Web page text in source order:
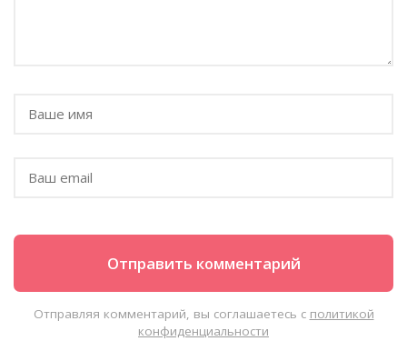
Отправляя комментарий, вы соглашаетесь с политикой
конфиденциальности